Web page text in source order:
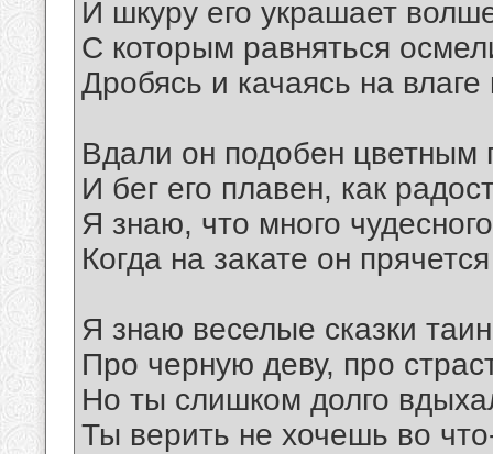
И шкуру его украшает
С которым равняться
Дробясь и качаясь на
Вдали он подобен цветным
И бег его плавен, как
Я знаю, что много
Когда на закате он
Я знаю веселые сказки
Про черную деву, про
Но ты слишком долго
Ты верить не хочешь во